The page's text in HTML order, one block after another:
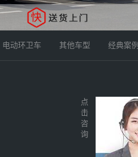
电动环卫车 其他车型 经典案例
点
击
咨
询